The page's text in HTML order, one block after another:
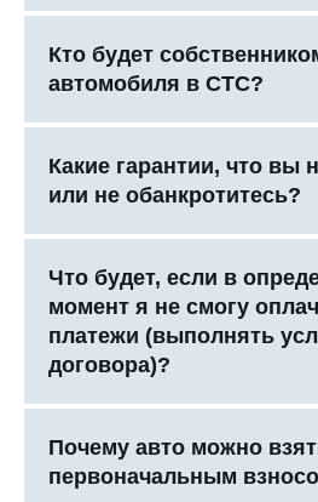
Кто будет
автомобиля в СТС?
Какие гарантии, что вы
или не обанкротитесь?
Что будет, если в
момент я не смогу
платежи (выполнять
договора)?
Почему авто можно
первоначальным